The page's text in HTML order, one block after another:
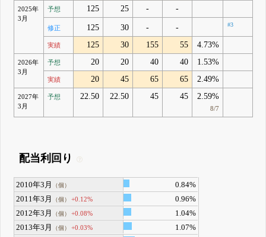
2025年
3月
予想 125 25 - -
修正 125 30 - - #3
実績 125 30 155 55 4.73%
2026年
3月
予想 20 20 40 40 1.53%
実績 20 45 65 65 2.49%
2027年
3月
予想 22.50 22.50 45 45 2.59%
8/7
配当利回り
2010年3月 （個）
0.84%
2011年3月
（個） +0.12%
0.96%
2012年3月
（個） +0.08%
1.04%
2013年3月
（個） +0.03%
1.07%